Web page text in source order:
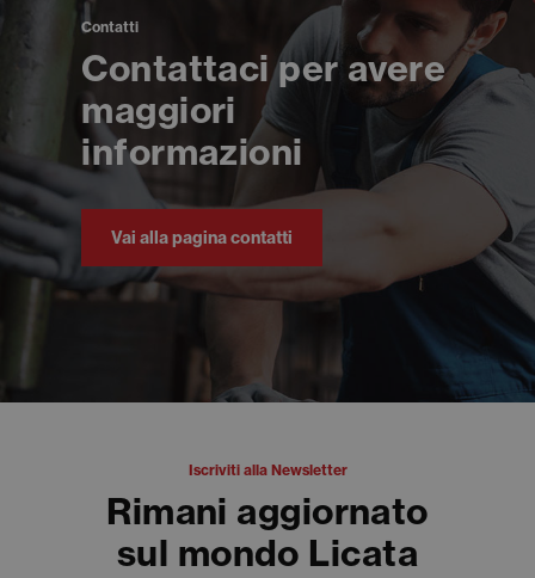
Contatti
Contattaci per avere
maggiori
informazioni
Vai alla pagina contatti
Iscriviti alla Newsletter
Rimani aggiornato
sul mondo Licata